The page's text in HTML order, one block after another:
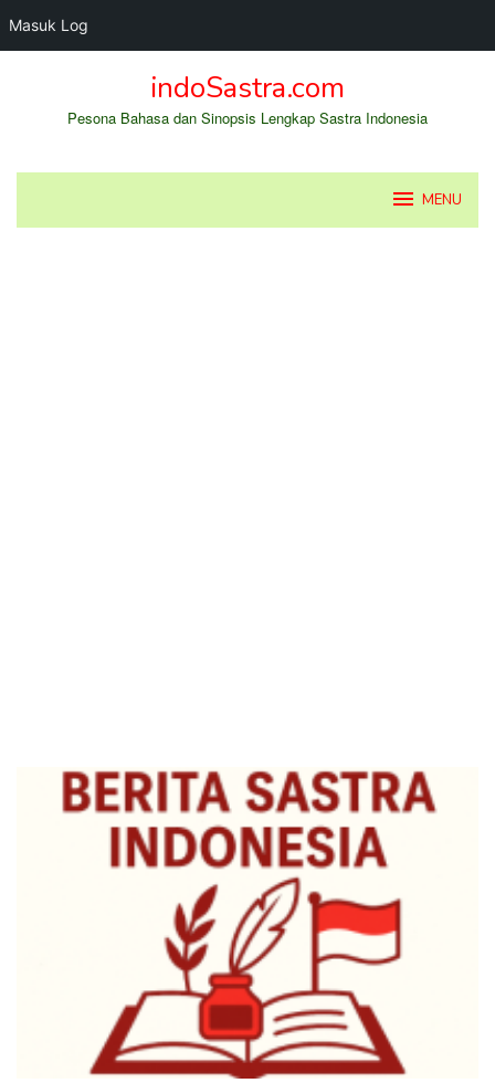
Masuk Log
indoSastra.com
Pesona Bahasa dan Sinopsis Lengkap Sastra Indonesia
MENU
indoSastra.com